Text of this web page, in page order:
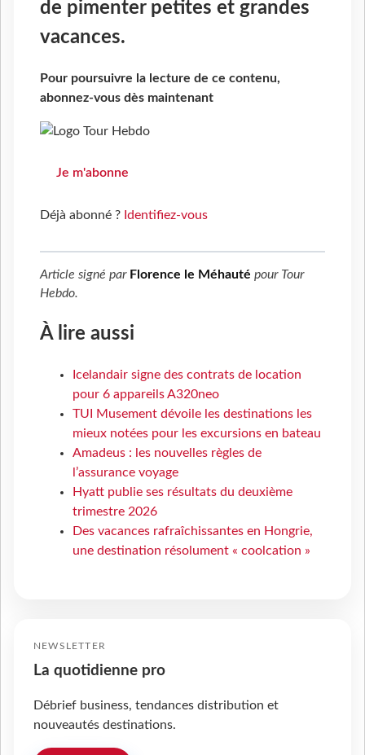
de pimenter petites et grandes
vacances.
Pour poursuivre la lecture de ce contenu,
abonnez-vous dès maintenant
Je m'abonne
Déjà abonné ? Identifiez-vous
Article signé par Florence le Méhauté pour Tour
Hebdo.
À lire aussi
Icelandair signe des contrats de location
pour 6 appareils A320neo
TUI Musement dévoile les destinations les
mieux notées pour les excursions en bateau
Amadeus : les nouvelles règles de
l’assurance voyage
Hyatt publie ses résultats du deuxième
trimestre 2026
Des vacances rafraîchissantes en Hongrie,
une destination résolument « coolcation »
NEWSLETTER
La quotidienne pro
Débrief business, tendances distribution et
nouveautés destinations.